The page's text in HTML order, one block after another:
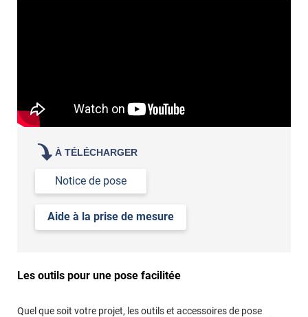
votre film électrostatique pour vitre
demander des échantillons gratuits
À TÉLÉCHARGER
Notice de pose
Aide à la prise de mesure
Les outils pour une pose facilitée
Quel que soit votre projet, les outils et accessoires de pose